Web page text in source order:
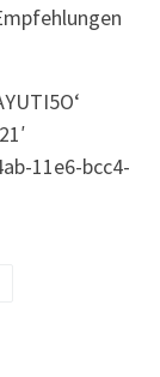
11e6-bcc4-